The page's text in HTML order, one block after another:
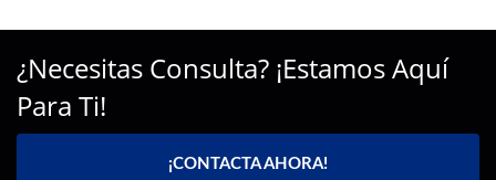
¿Necesitas Consulta? ¡Estamos Aquí
Para Ti!
¡CONTACTA AHORA!